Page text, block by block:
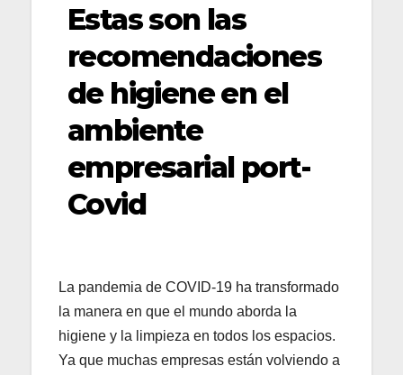
Estas son las
recomendaciones
de higiene en el
ambiente
empresarial port-
Covid
La pandemia de COVID-19 ha transformado
la manera en que el mundo aborda la
higiene y la limpieza en todos los espacios.
Ya que muchas empresas están volviendo a